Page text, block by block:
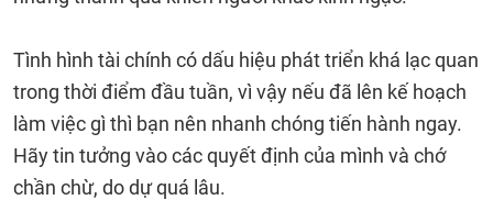
Tình hình tài chính có dấu hiệu phát triển khá lạc quan
trong thời điểm đầu tuần, vì vậy nếu đã lên kế hoạch
làm việc gì thì bạn nên nhanh chóng tiến hành ngay.
Hãy tin tưởng vào các quyết định của mình và chớ
chần chừ, do dự quá lâu.